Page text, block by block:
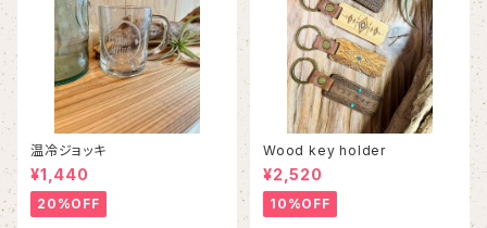
温冷ジョッキ
¥1,440
20%OFF
Wood key holder
¥2,520
10%OFF